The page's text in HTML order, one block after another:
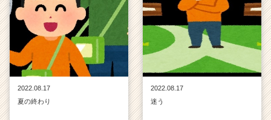
2022.08.17
夏の終わり
2022.08.17
迷う